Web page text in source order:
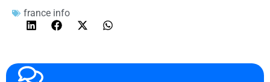
france info